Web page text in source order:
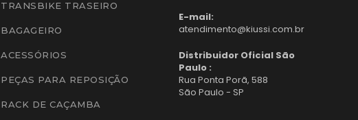
TRANSBIKE TRASEIRO
BAGAGEIRO
ACESSÓRIOS
PEÇAS PARA REPOSIÇÃO
RACK DE CAÇAMBA
E-mail:
atendimento@kiussi.com.br
Distribuidor Oficial São
Paulo :
Rua Ponta Porã, 588
São Paulo - SP